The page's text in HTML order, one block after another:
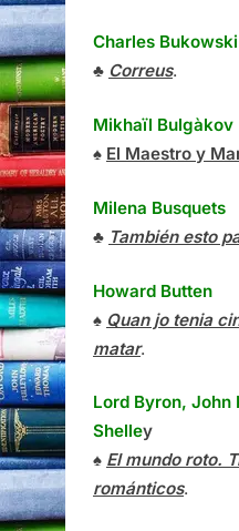
Charles Bukowski
♣ Correus.
Mikhaïl Bulgàkov
♠ El Maestro y
Milena Busquets
♣ También esto
Howard Butten
♠ Quan jo tenia
matar.
Lord Byron, John
Shelley
♠ El mundo roto.
románticos.